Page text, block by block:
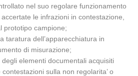
nel suo regolare funzionamento
le infrazioni in contestazione,
prototipo campione;
taratura dell’apparecchiatura in
di misurazione;
elementi documentali acquisiti
sulla non regolarita’ o